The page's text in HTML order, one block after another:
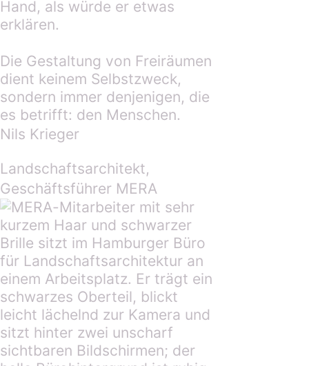
Die Gestaltung von Freiräumen
dient keinem Selbstzweck,
sondern immer denjenigen, die
es betrifft: den Menschen.
Nils Krieger
Landschaftsarchitekt,
Geschäftsführer MERA